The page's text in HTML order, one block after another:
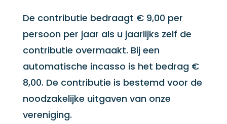
De contributie bedraagt € 9,00 per
persoon per jaar als u jaarlijks zelf de
contributie overmaakt. Bij een
automatische incasso is het bedrag €
8,00. De contributie is bestemd voor de
noodzakelijke uitgaven van onze
vereniging.